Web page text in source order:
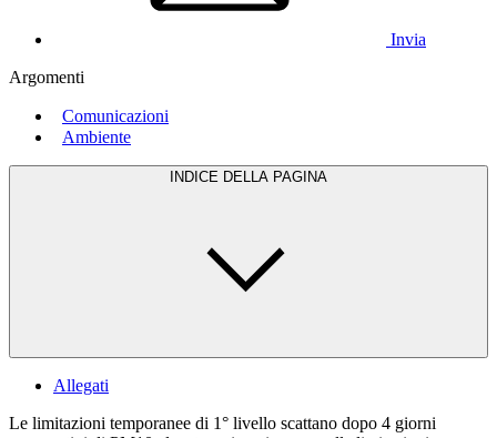
Invia
Argomenti
Comunicazioni
Ambiente
INDICE DELLA PAGINA
Allegati
Le limitazioni temporanee di 1° livello scattano dopo 4 giorni